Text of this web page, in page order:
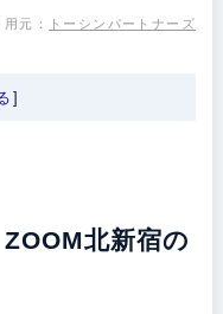
元： トーシンパートナーズ
北新宿の